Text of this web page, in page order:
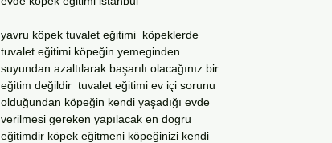
yavru köpek tuvalet eğitimi köpeklerde
tuvalet eğitimi köpeğin yemeginden
suyundan azaltılarak başarılı olacağınız bir
eğitim değildir tuvalet eğitimi ev içi sorunu
olduğundan köpeğin kendi yaşadığı evde
verilmesi gereken yapılacak en dogru
eğitimdir köpek eğitmeni köpeğinizi kendi